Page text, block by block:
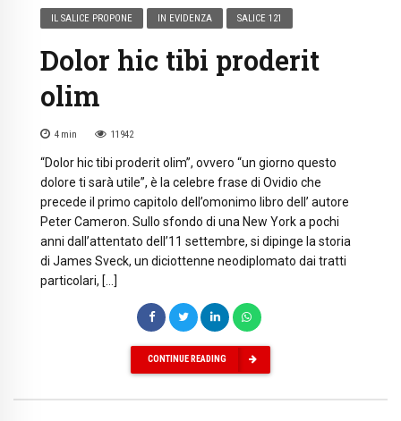
IL SALICE PROPONE IN EVIDENZA SALICE 121
Dolor hic tibi proderit
olim
4 min 11942
“Dolor hic tibi proderit olim”, ovvero “un giorno questo
dolore ti sarà utile”, è la celebre frase di Ovidio che
precede il primo capitolo dell’omonimo libro dell’ autore
Peter Cameron. Sullo sfondo di una New York a pochi
anni dall’attentato dell’11 settembre, si dipinge la storia
di James Sveck, un diciottenne neodiplomato dai tratti
particolari, […]
CONTINUE READING